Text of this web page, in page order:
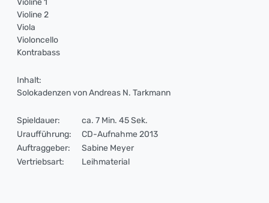
Violine 2
Viola
Violoncello
Kontrabass
Inhalt:
Solokadenzen von Andreas N. Tarkmann
Spieldauer:
ca. 7 Min. 45 Sek.
Uraufführung:
CD-Aufnahme 2013
Auftraggeber:
Sabine Meyer
Vertriebsart:
Leihmaterial